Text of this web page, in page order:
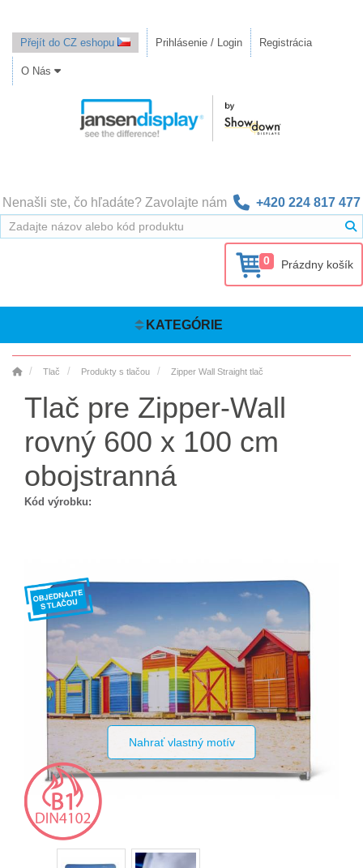
Přejít do CZ eshopu Prihlásenie / Login Registrácia
O Nás
Nenašli ste, čo hľadáte? Zavolajte nám +420 224 817 477
0 Prázdny košík
KATEGÓRIE
Tlač Produkty s tlačou Zipper Wall Straight tlač
Tlač pre Zipper-Wall
rovný 600 x 100 cm
obojstranná
Kód výrobku:
Nahrať vlastný motív